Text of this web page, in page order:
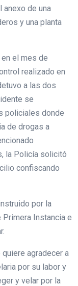
anexo de una
y una planta
el mes de
realizado en
a las dos
se
policiales donde
de drogas a
la Policía solicitó
confiscando
por la
Instancia e
agradecer a
por su labor y
y velar por la